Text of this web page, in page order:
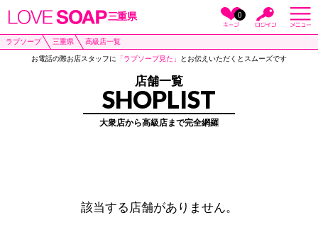
三重県 0
ラブソープ 三重県 高級店一覧
お電話の際お店スタッフに 「ラブソープ見た」 とお伝えいただくとスムーズです
店舗一覧
SHOPLIST
大衆店から高級店まで完全網羅
該当する店舗がありません。